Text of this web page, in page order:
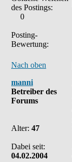
des Postings:
0
Posting-
Bewertung:
Nach oben
manni
Betreiber des
Forums
Alter: 47
Dabei seit:
04.02.2004